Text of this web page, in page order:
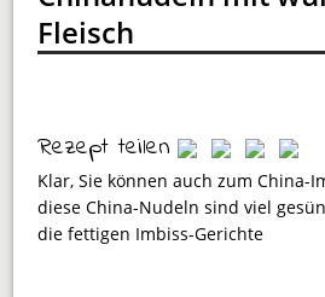
Fleisch
Rezept teilen
Klar, Sie können auch zum China-
diese China-Nudeln sind viel
die fettigen Imbiss-Gerichte